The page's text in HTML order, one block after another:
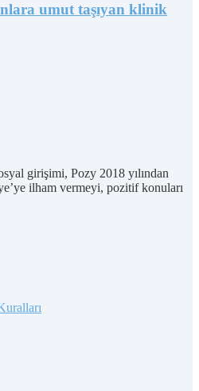
umut taşıyan klinik
girişimi, Pozy 2018 yılından
ilham vermeyi, pozitif konuları